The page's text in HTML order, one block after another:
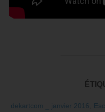
dekartcom _ janvier 2016